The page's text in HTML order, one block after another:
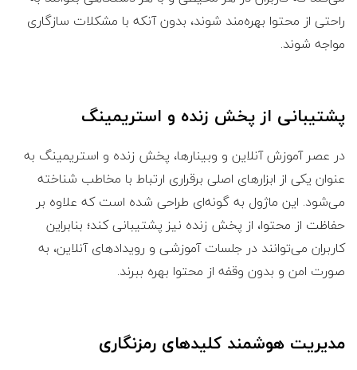
راحتی از محتوا بهره‌مند شوند، بدون آنکه با مشکلات سازگاری
مواجه شوند.
پشتیبانی از پخش زنده و استریمینگ
در عصر آموزش آنلاین و وبینارها، پخش زنده و استریمینگ به
عنوان یکی از ابزارهای اصلی برقراری ارتباط با مخاطب شناخته
می‌شود. این ماژول به گونه‌ای طراحی شده است که علاوه بر
حفاظت از محتوا، از پخش زنده نیز پشتیبانی کند؛ بنابراین
کاربران می‌توانند در جلسات آموزشی و رویدادهای آنلاین، به
صورت امن و بدون وقفه از محتوا بهره ببرند.
مدیریت هوشمند کلیدهای رمزنگاری